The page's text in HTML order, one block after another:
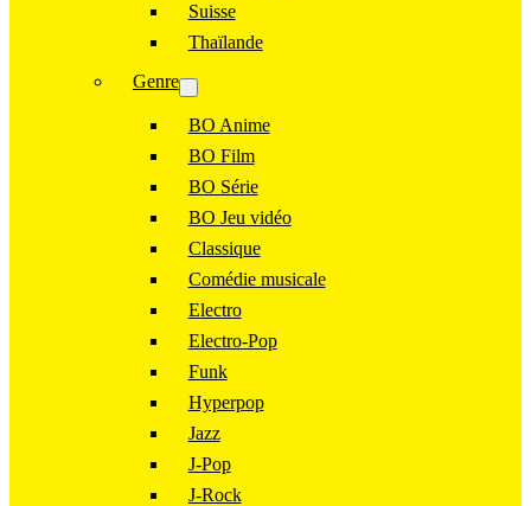
Suisse
Thaïlande
Genre
BO Anime
BO Film
BO Série
BO Jeu vidéo
Classique
Comédie musicale
Electro
Electro-Pop
Funk
Hyperpop
Jazz
J-Pop
J-Rock